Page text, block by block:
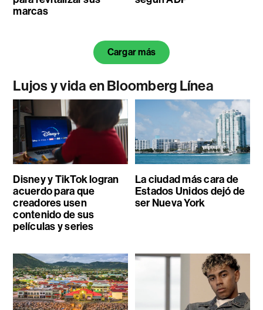
marcas
Cargar más
Lujos y vida en Bloomberg Línea
Disney y TikTok logran
acuerdo para que
creadores usen
contenido de sus
películas y series
La ciudad más cara de
Estados Unidos dejó de
ser Nueva York